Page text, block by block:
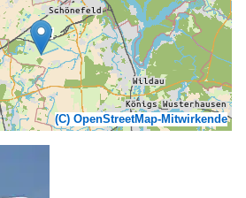
(C) OpenStreetMap-Mitwirkende